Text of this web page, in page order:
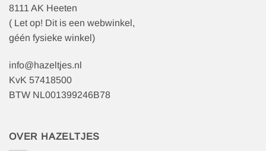
8111 AK Heeten
( Let op! Dit is een webwinkel,
géén fysieke winkel)
info@hazeltjes.nl
KvK 57418500
BTW NL001399246B78
OVER HAZELTJES